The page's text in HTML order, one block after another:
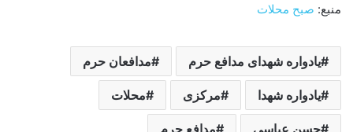
منبع: صبح محلات
یادواره شهدای مدافع حرم مدافعان حرم
یادواره شهدا مرکزی محلات